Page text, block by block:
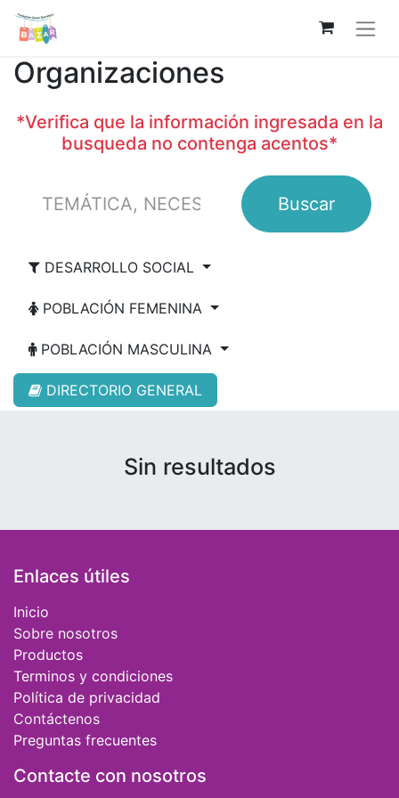
Organizaciones
*Verifica que la información ingresada en la
busqueda no contenga acentos*
Buscar
DESARROLLO SOCIAL
POBLACIÓN FEMENINA
POBLACIÓN MASCULINA
DIRECTORIO GENERAL
Sin resultados
Enlaces útiles
Inicio
Sobre nosotros
Productos
Terminos y condiciones
Política de privacidad
Contáctenos
Preguntas frecuentes
Contacte con nosotros